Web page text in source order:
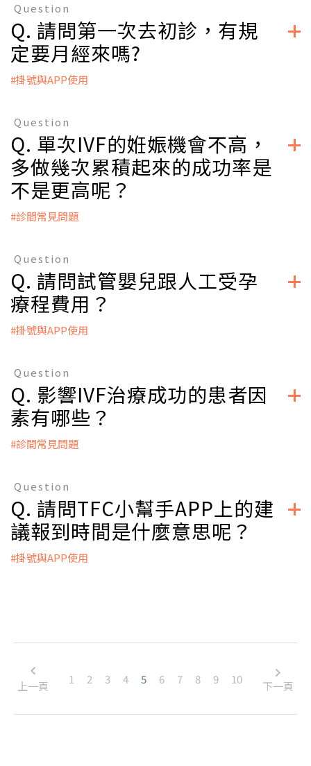
Question
Q. 請問第一次去初診，有規
定要月經來嗎?
#掛號與APP使用
診；
如果尚未做過任何療程，想先諮詢、做檢查，隨時都可以過來
看診。
立即掛號
Question
Q. 單次IVF的姙娠機會不高，
多做幾次累積起來的成功率是
不是更高呢？
#診間常見問題
孕因素，對成功率有造成很大的波動，需具體原因具體分析。
但是如果一次促排獲得更多卵子，可獲得更多的可移植胚胎，
從而提高累積姙娠、累積活產率，因此IVF治療要提高一次促排
的有效性，進而提高累積成功率。
立即掛號
Question
Q. 請問試管嬰兒跟人工受孕
療程費用？
#掛號與APP使用
不包含胚胎著床前染色體篩檢等檢查。
2. 人工受孕療程一次大約落在3-5萬。
立即掛號
Question
Q. 影響IVF治療成功的患者因
素有哪些？
#診間常見問題
● 卵子品質
● 卵巢儲備功能
● 輸卵管因素、子宮因素
● 精子品質
● 胚胎的數量和質量
● 其他因素（生活作息,飲食習慣,心理因素）
Question
Q. 請問TFC小幫手APP上的建
議報到時間是什麼意思呢？
#掛號與APP使用
植入的病患，報到時間不等於實際看診的時間，仍可能需稍作
上一頁 1 2 3 4 5 6 7 8 9 10 下一頁